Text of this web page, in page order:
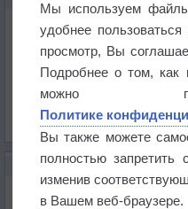
Температура
Давление
Осадки
Облачность
Список всех карт
НОВОЕ О ПОГОДЕ
Погода в
Мы используем
удобнее
просмотр, Вы
Подробнее о том,
можно
Политике
Вы также можете
полностью запретить
изменив
в Вашем веб-браузере.